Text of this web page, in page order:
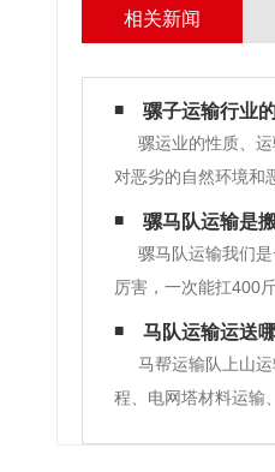
相关新闻
骡子运输行业
骡运业的性质、
对恶劣的自然环境和
马运输队伍无论有
到午夜，看是否有
骡马队运输是
骡马队运输我们
厉害，一次能扛400
斜坡无法抗拒钢骡
等。2.砂、水泥、砖
马队运输运送
马帮运输队上山
程、电网塔材料运输